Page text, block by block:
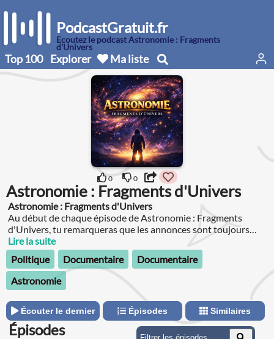
PodcastGratuit.fr
Écoutez le podcast Astronomie : Fragments
d'Univers
Top 100 Explorer Ma liste
0 0
Astronomie : Fragments d'Univers
Astronomie : Fragments d'Univers
Au début de chaque épisode de Astronomie : Fragments
d'Univers, tu remarqueras que les annonces sont toujours
placées au tout début.
Lire la suite
Politique
Documentaire
Documentaire
Astronomie
Écouter le dernier Épisodes Similaires
Épisodes